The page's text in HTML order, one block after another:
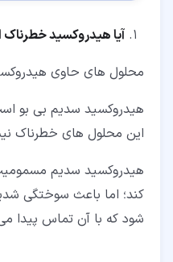
آیا هیدروکسید
محلول های حاوی
هیدروکسید سدیم بی بو
این محلول های خطرناک
هیدروکسید سدیم
کند؛ اما باعث سوختگی
شود که با آن تماس پیدا